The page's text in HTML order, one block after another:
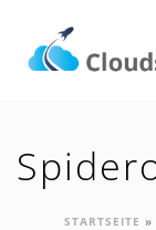
STARTSEITE »